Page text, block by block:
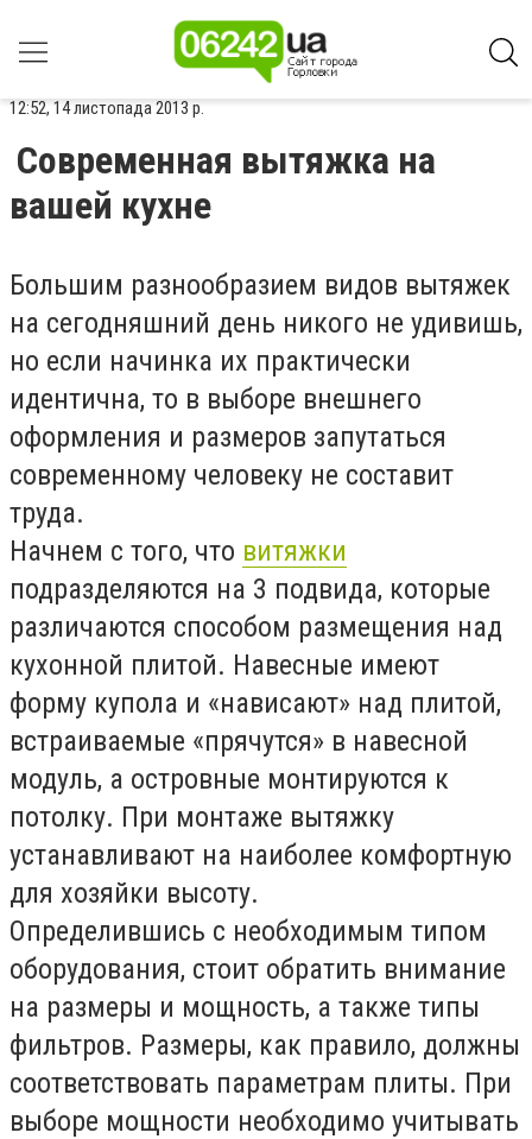
12:52, 14 листопада 2013 р.
Современная вытяжка на
вашей кухне
Большим разнообразием видов вытяжек
на сегодняшний день никого не удивишь,
но если начинка их практически
идентична, то в выборе внешнего
оформления и размеров запутаться
современному человеку не составит
труда.
Начнем с того, что витяжки
подразделяются на 3 подвида, которые
различаются способом размещения над
кухонной плитой. Навесные имеют
форму купола и «нависают» над плитой,
встраиваемые «прячутся» в навесной
модуль, а островные монтируются к
потолку. При монтаже вытяжку
устанавливают на наиболее комфортную
для хозяйки высоту.
Определившись с необходимым типом
оборудования, стоит обратить внимание
на размеры и мощность, а также типы
фильтров. Размеры, как правило, должны
соответствовать параметрам плиты. При
выборе мощности необходимо учитывать